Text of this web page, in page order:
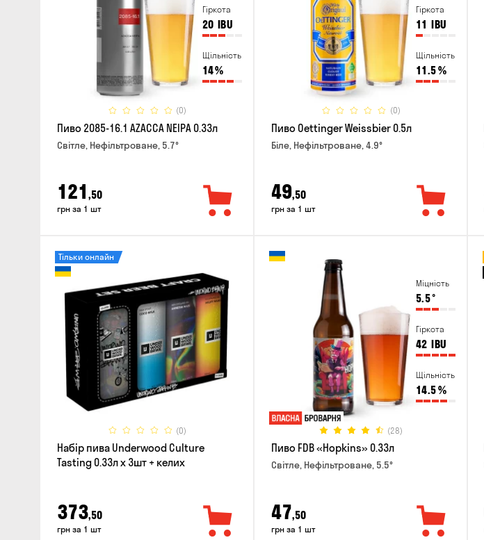
Гіркота
20 IBU
Щільність
14%
(0)
Пиво 2085-16.1 AZACCA NEIPA 0.33л
Світле, Нефільтроване, 5.7°
121 ,50
грн за 1 шт
Гіркота
11 IBU
Щільність
11.5%
(0)
Пиво Oettinger Weissbier 0.5л
Біле, Нефільтроване, 4.9°
49,50
грн за 1 шт
(0)
Тільки онлайн
Набір пива Underwood Culture
Tasting 0.33л x 3шт + келих
373,50
грн за 1 шт
Міцність
5.5°
Гіркота
42 IBU
Щільність
14.5%
(28)
Пиво FDB «Hopkins» 0.33л
Світле, Нефільтроване, 5.5°
47,50
грн за 1 шт